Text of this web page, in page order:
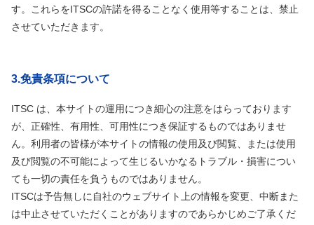
す。これらをITSCの許諾を得ることなく使用等することは、禁止
させていただきます。
3.免責条項について
ITSC は、本サイトの運用につき細心の注意をはらっております
が、正確性、有用性、可用性につき保証するものではありませ
ん。利用者の皆様が本サイトの情報の使用及び閲覧、または使用
及び閲覧の不可能によって生じるいかなるトラブル・損害につい
ても一切の責任を負うものではありません。
ITSCは予告無しに自社のウェブサイト上の情報を変更、中断また
は中止させていただくことがありますのであらかじめご了承くだ